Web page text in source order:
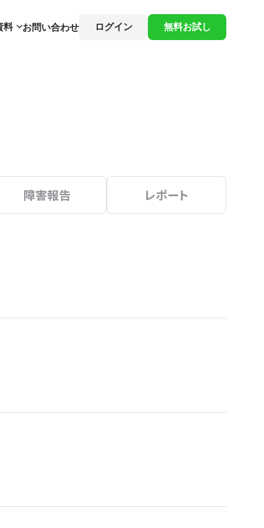
料 お問い合わせ ログイン 無料お試し
障害報告 レポート